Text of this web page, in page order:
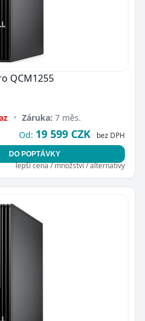
QCM1255
• Záruka: 7 měs.
Od: 19 599 CZK bez DPH
DO POPTÁVKY
lepší cena / množství / alternativy